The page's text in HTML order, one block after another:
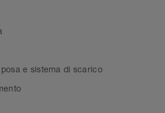
e sistema di scarico